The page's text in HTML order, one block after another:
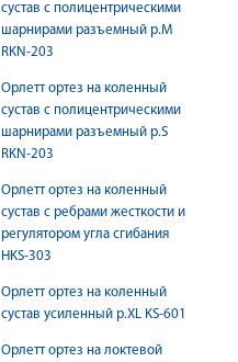
сустав с полицентрическими
шарнирами разъемный р.M
RKN-203
Орлетт ортез на коленный
сустав с полицентрическими
шарнирами разъемный р.S
RKN-203
Орлетт ортез на коленный
сустав с ребрами жесткости и
регулятором угла сгибания
HKS-303
Орлетт ортез на коленный
сустав усиленный р.XL KS-601
Орлетт ортез на локтевой